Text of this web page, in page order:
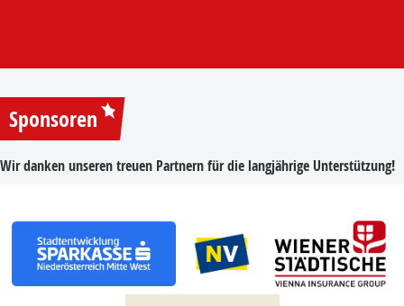
Sponsoren
Wir danken unseren treuen Partnern für die langjährige Unterstützung!